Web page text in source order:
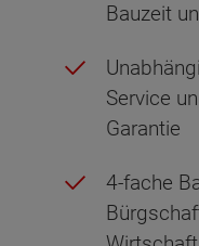
Bauzeit
Service
Garantie
4-fache